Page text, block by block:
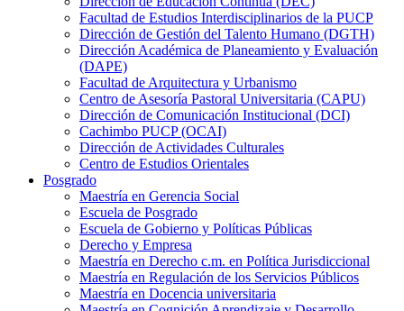
Facultad de Estudios Interdisciplinarios de la PUCP
Dirección de Gestión del Talento Humano (DGTH)
Dirección Académica de Planeamiento y Evaluación
(DAPE)
Facultad de Arquitectura y Urbanismo
Centro de Asesoría Pastoral Universitaria (CAPU)
Dirección de Comunicación Institucional (DCI)
Cachimbo PUCP (OCAI)
Dirección de Actividades Culturales
Centro de Estudios Orientales
Posgrado
Maestría en Gerencia Social
Escuela de Posgrado
Escuela de Gobierno y Políticas Públicas
Derecho y Empresa
Maestría en Derecho c.m. en Política Jurisdiccional
Maestría en Regulación de los Servicios Públicos
Maestría en Docencia universitaria